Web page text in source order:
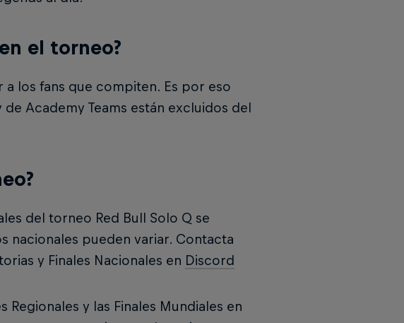
el torneo?
a los fans que compiten. Es por eso
Academy Teams están excluidos del
del torneo Red Bull Solo Q se
nacionales pueden variar. Contacta
y Finales Nacionales en Discord
Regionales y las Finales Mundiales en